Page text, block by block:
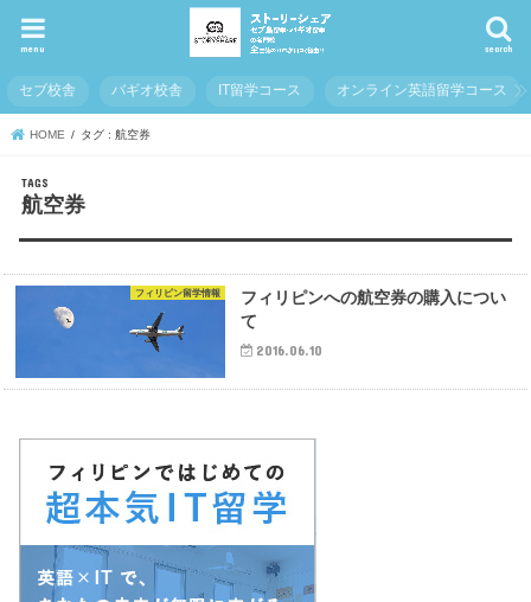
search
menu
セブ校舎 バギオ校舎 IT留学コース オンライン英語留学コース
HOME タグ : 航空券
航空券
フィリピン留学情報
フィリピンへの航空券の購入につい
て
2016.06.10